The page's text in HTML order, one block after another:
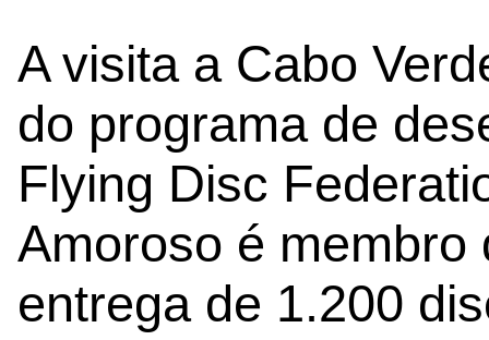
A visita a Cabo
do programa de
Flying Disc
Amoroso é membro
entrega de 1.200